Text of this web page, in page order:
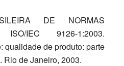
DE NORMAS
IEC 9126-1:2003.
qualidade de produto: parte
Rio de Janeiro, 2003.